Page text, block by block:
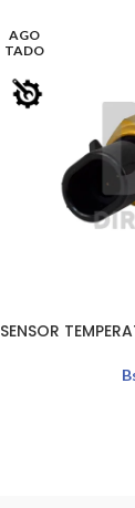
AGO
TADO
LEER MÁS
SENSOR